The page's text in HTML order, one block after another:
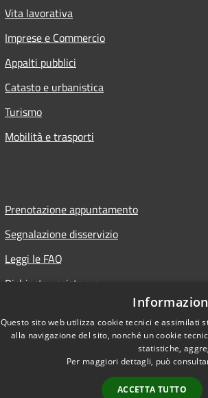
Vita lavorativa
Imprese e Commercio
Appalti pubblici
Catasto e urbanistica
Turismo
Mobilità e trasporti
Prenotazione appuntamento
Segnalazione disservizio
Leggi le FAQ
Richiesta assistenza
Questo sito web utilizza cookie tecnici e
alla navigazione del sito, nonché un cookie
statistiche,
Per maggiori dettagli, può
ACCETTA TUTTO